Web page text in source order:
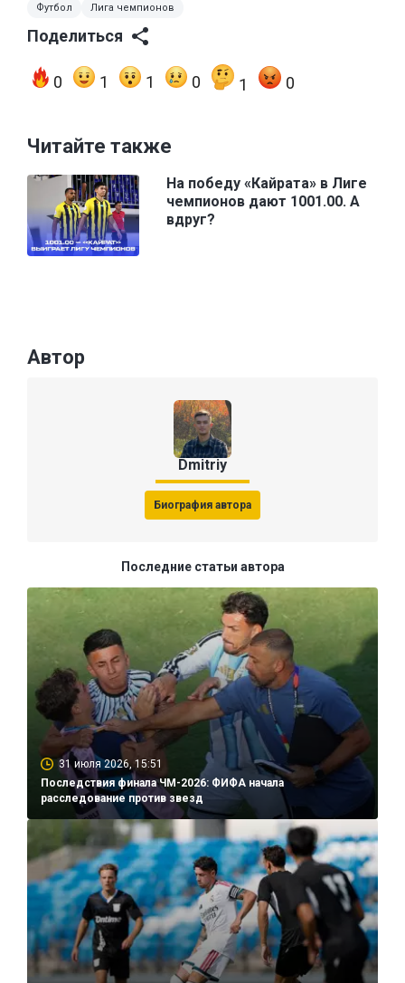
Футбол Лига чемпионов
Поделиться
0 1 1 0 1 0
Читайте также
На победу «Кайрата» в Лиге
чемпионов дают 1001.00. А
вдруг?
Автор
Dmitriy
Биография автора
Последние статьи автора
31 июля 2026, 15:51
Последствия финала ЧМ-2026: ФИФА начала
расследование против звезд